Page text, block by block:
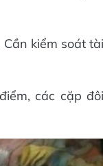
kiểm soát tài
các cặp đôi